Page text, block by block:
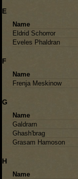
E
Name
Eldrid Schorror
Eveles Phaldran
F
Name
Frenja Meskinow
G
Name
Galdrarn
Ghash'brag
Grasam Hamoson
H
Name